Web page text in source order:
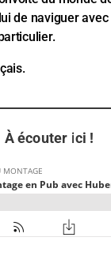
de naviguer
À écouter ici !